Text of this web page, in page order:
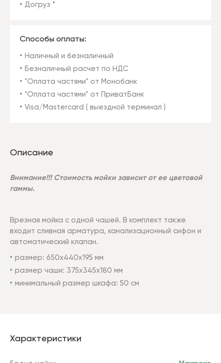
Догруз *
Способы оплаты:
Наличный и безналичный
Безналичный расчет по НДС
"Оплата частями" от Монобанк
"Оплата частями" от ПриватБанк
Visa/Mastercard ( выездной терминал )
Описание
Внимание!!! Стоимость мойки зависит от ее цветовой
гаммы.
Врезная мойка с одной чашей. В комплект также
входит сливная арматура, канализационный сифон и
автоматический клапан.
размер: 650х440х195 мм
размер чаши: 375x345x180 мм
минимальный размер шкафа: 50 см
Характеристики